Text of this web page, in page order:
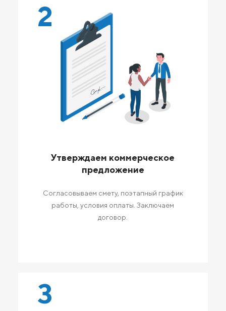
2
Утверждаем коммерческое
предложение
Согласовываем смету, поэтапный график
работы, условия оплаты. Заключаем
договор.
3